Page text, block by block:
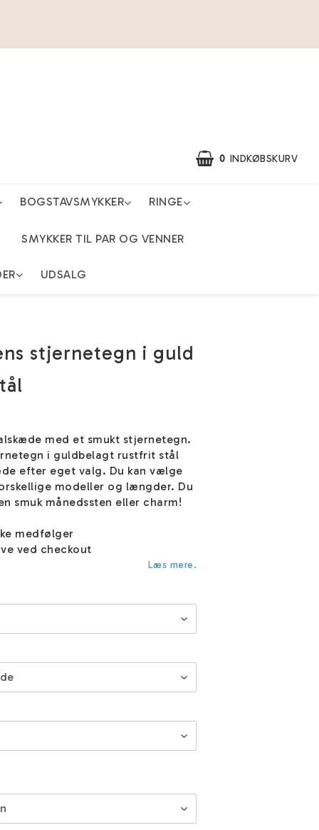
0 INDKØBSKURV
BOGSTAVSMYKKER RINGE
SMYKKER TIL PAR OG VENNER
UDSALG
stjernetegn i guld
med et smukt stjernetegn.
i guldbelagt rustfrit stål
efter eget valg. Du kan vælge
modeller og længder. Du
smuk månedssten eller charm!
medfølger
ved checkout
Læs mere.